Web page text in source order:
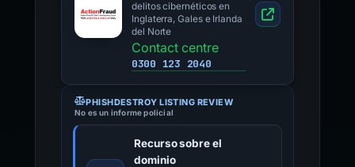
delitos cibernéticos en
Inglaterra, Gales e Irlanda
del Norte
Contact centre
0300 123 2040
PHISHDESTROY LISTING REVIEW
No es un informe policial
Recurso sobre el
dominio